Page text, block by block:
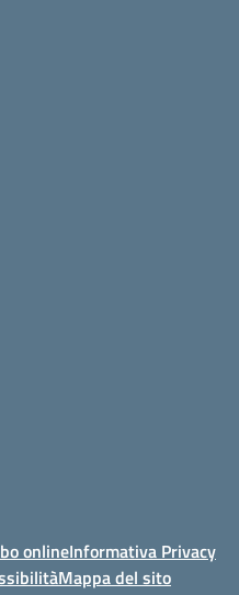
onlineInformativa Privacy
Mappa del sito